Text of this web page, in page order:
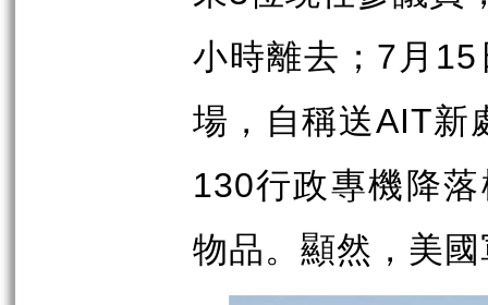
小時離去； 7 月 15
場，自稱送AIT新
130行政專機降
物品。顯然，美